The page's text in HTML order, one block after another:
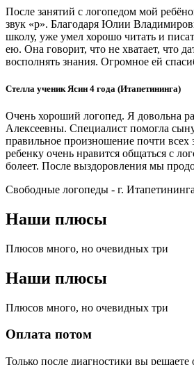
После занятий с логопедом мой
звук «р». Благодаря Юлии
школу, уже умел хорошо читать и
ею. Она говорит, что не хватает, что
восполнять знания. Огромное ей
Стелла ученик Ясин 4 года (Итапетининга)
Очень хороший логопед. Я довольна
Алексеевны. Специалист помогла
правильное произношение почти всех
ребенку очень нравится общаться с
болеет. После выздоровления мы
Свободные логопеды - г.
Наши плюсы
Плюсов много, но очевидных три
Наши плюсы
Плюсов много, но очевидных три
Оплата потом
Только после диагностики вы решаете